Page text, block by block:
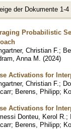
der Dokumente 1-4
Probabilistic
Christian F. ;
Anna M.
(2024)
Activations for
Christian F. ;
; Berens, Philipp;
Activations for
Donteu, Kerol R. ;
; Berens, Philipp;